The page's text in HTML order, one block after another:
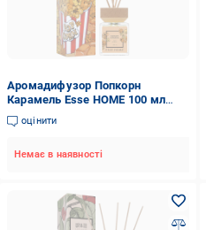
Аромадифузор Попкорн
Карамель Esse HOME 100 мл
(HOME-PC)
оцінити
Немає в наявності